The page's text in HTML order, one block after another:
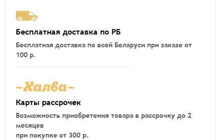
Бесплатная доставка по РБ
Бесплатная доставка по всей Беларуси при заказе от
100 р.
Карты рассрочек
Возможность приобретения товара в рассрочку до 2
месяцев
при покупке от 300 р.